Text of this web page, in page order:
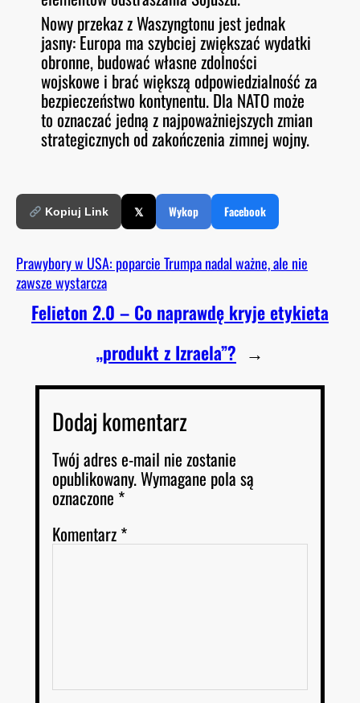
Nowy przekaz z Waszyngtonu jest jednak
jasny: Europa ma szybciej zwiększać wydatki
obronne, budować własne zdolności
wojskowe i brać większą odpowiedzialność za
bezpieczeństwo kontynentu. Dla NATO może
to oznaczać jedną z najpoważniejszych zmian
strategicznych od zakończenia zimnej wojny.
Kopiuj Link 𝕏 Wykop Facebook
Prawybory w USA: poparcie Trumpa nadal ważne, ale nie
zawsze wystarcza
Felieton 2.0 – Co naprawdę kryje etykieta
„produkt z Izraela”? →
Dodaj komentarz
Twój adres e-mail nie zostanie
opublikowany.Wymagane pola są
oznaczone *
Komentarz*